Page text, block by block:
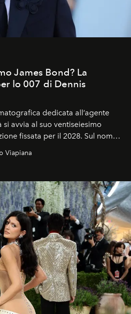
James Bond? La
lo 007 di Dennis
dedicata all’agente
si avvia al suo ventiseiesimo
fissata per il 2028. Sul nome
raccogliere l’eredità di Daniel
il più assoluto riserbo.
Viapiana